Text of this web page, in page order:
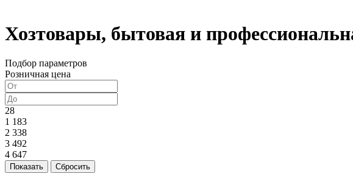
Хозтовары, бытовая и
Подбор параметров
Розничная цена
28
1 183
2 338
3 492
4 647